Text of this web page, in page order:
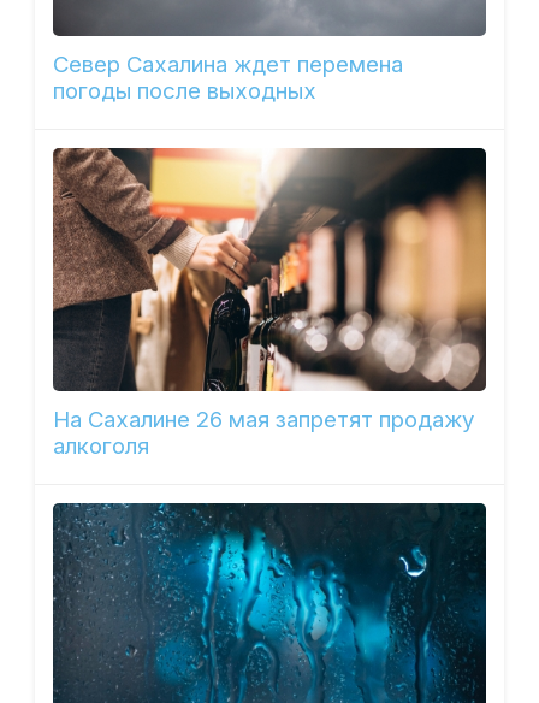
Север Сахалина ждет перемена
погоды после выходных
На Сахалине 26 мая запретят продажу
алкоголя